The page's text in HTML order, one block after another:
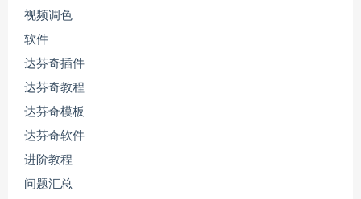
视频调色
软件
达芬奇插件
达芬奇教程
达芬奇模板
达芬奇软件
进阶教程
问题汇总